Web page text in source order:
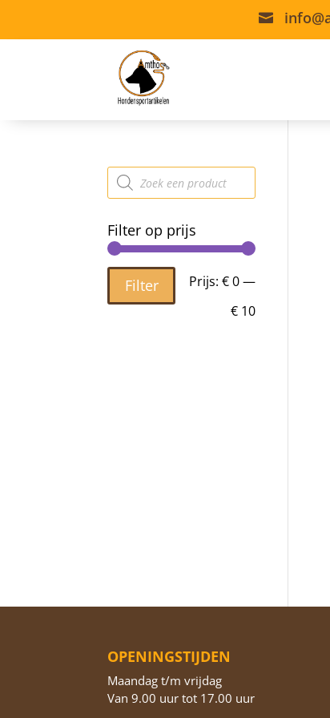

Producten
zoeken
Filter op prijs
Min.
prijs
Max.
prijs
Filter Prijs:€ 0—
€ 10
OPENINGSTIJDEN
Maandag t/m vrijdag
Van 9.00 uur tot 17.00 uur